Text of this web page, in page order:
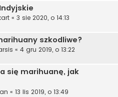
« 3 sie 2020, o 14:13
szkodliwe?
« 4 gru 2019, o 13:22
się marihuanę, jak
« 13 lis 2019, o 13:49